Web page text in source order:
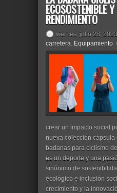
ECOSOSTENIBLE
RENDIMIENTO
viernes, julio 28, 2023
carretera, Equipamiento
crear un impacto social
nueva colección cápsula
badanas para ciclismo
es un deporte y una
sinónimo de
ecológico e inclusión
crecimiento y la